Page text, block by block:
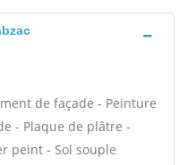
de façade - Peinture
- Plaque de plâtre -
peint - Sol souple